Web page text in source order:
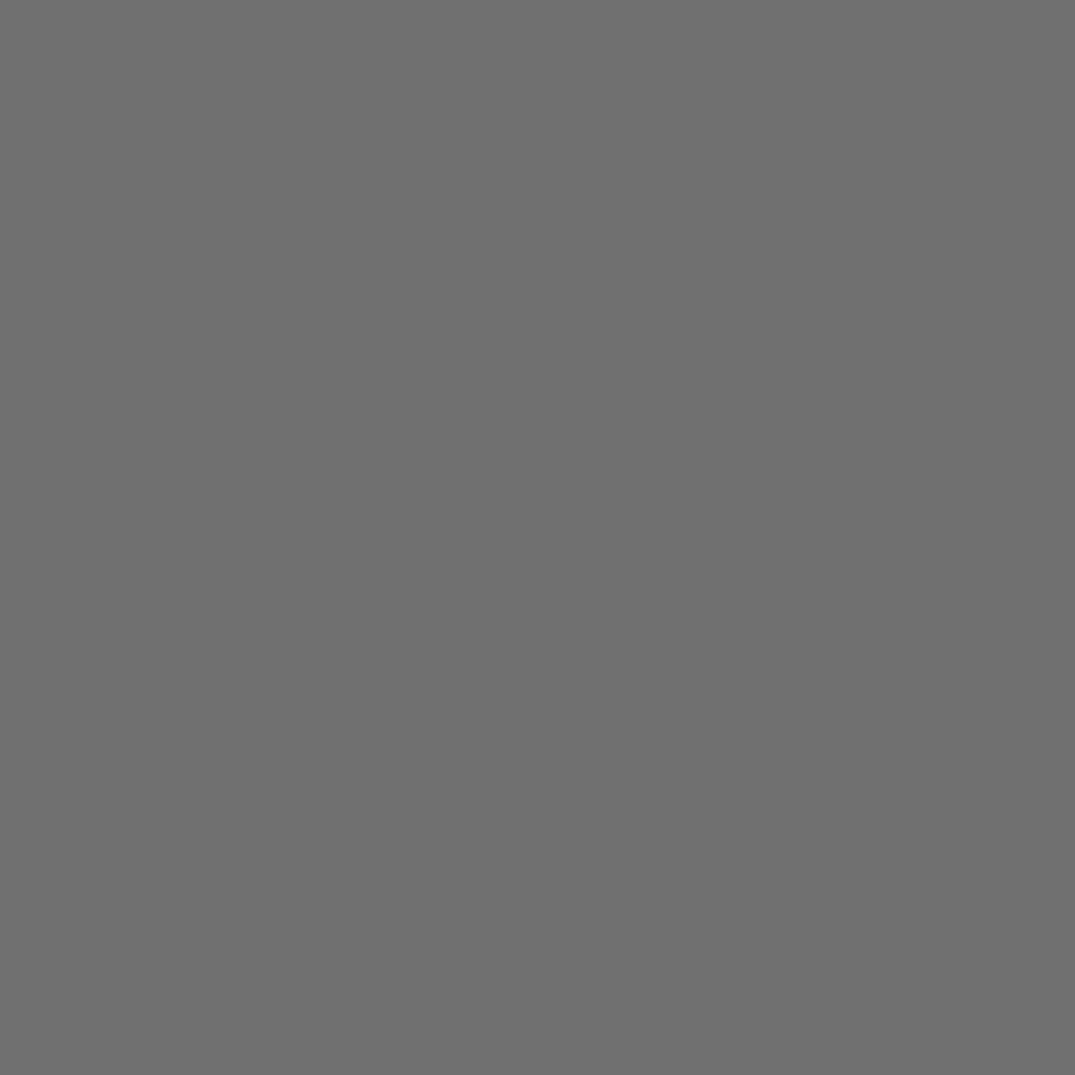
verfügbar Deutsch, Englisch
Deutsch, Englisch, Spanisch